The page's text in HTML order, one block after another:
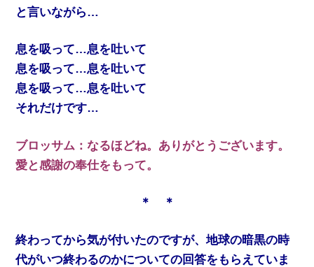
と言いながら…
息を吸って…息を吐いて
息を吸って…息を吐いて
息を吸って…息を吐いて
それだけです…
ブロッサム：なるほどね。ありがとうございます。
愛と感謝の奉仕をもって。
＊ ＊
終わってから気が付いたのですが、地球の暗黒の時
代がいつ終わるのかについての回答をもらえていま